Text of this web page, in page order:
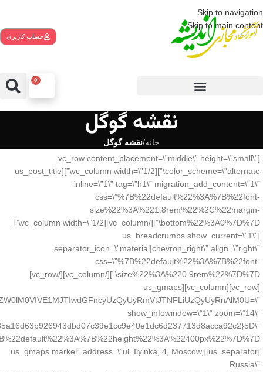
Skip to navigation
Skip to main content
حساب کاربری
0
نقشه گوگل
خانه/نقشه گوگل
[vc_row content_placement=\”middle\” height=\”small\”
color_scheme=\”alternate\”][vc_column width=\”1/2\”][us_post_title
inline=\”1\” tag=\”h1\” migration_add_content=\”1\”
css=\”%7B%22default%22%3A%7B%22font-
size%22%3A%221.8rem%22%2C%22margin-
bottom%22%3A0%7D%7D\”][/vc_column][vc_column width=\”1/2\”]
[us_breadcrumbs show_current=\”1\”
separator_icon=\”material|chevron_right\” align=\”right\”
css=\”%7B%22default%22%3A%7B%22font-
size%22%3A%220.9rem%22%7D%7D\”][/vc_column][/vc_row]
[vc_row][vc_column][us_gmaps
show_infowindow=\”1\” zoom=\”14\”
[us_separator][us_gmaps marker_address=\”ul. Ilyinka, 4, Moscow,
Russia\”